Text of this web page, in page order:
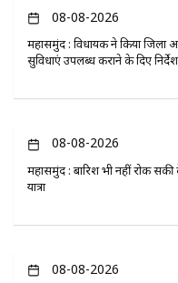
08-08-2026
महासमुंद : विधायक ने किया जिला
सुविधाएं उपलब्ध कराने के दिए निर्देश
08-08-2026
महासमुंद : बारिश भी नहीं रोक
यात्रा
08-08-2026